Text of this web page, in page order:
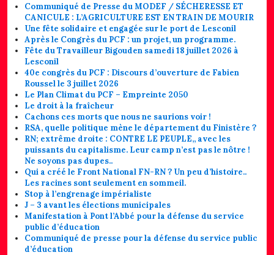
Communiqué de Presse du MODEF / SÉCHERESSE ET
CANICULE : L’AGRICULTURE EST EN TRAIN DE MOURIR
Une fête solidaire et engagée sur le port de Lesconil
Après le Congrès du PCF : un projet, un programme.
Fête du Travailleur Bigouden samedi 18 juillet 2026 à
Lesconil
40e congrès du PCF : Discours d’ouverture de Fabien
Roussel le 3 juillet 2026
Le Plan Climat du PCF – Empreinte 2050
Le droit à la fraîcheur
Cachons ces morts que nous ne saurions voir !
RSA, quelle politique mène le département du Finistère ?
RN; extrême droite : CONTRE LE PEUPLE,, avec les
puissants du capitalisme. Leur camp n’est pas le nôtre !
Ne soyons pas dupes..
Qui a créé le Front National FN-RN ? Un peu d’histoire..
Les racines sont seulement en sommeil.
Stop à l’engrenage impérialiste
J – 3 avant les élections municipales
Manifestation à Pont l’Abbé pour la défense du service
public d’éducation
Communiqué de presse pour la défense du service public
d’éducation